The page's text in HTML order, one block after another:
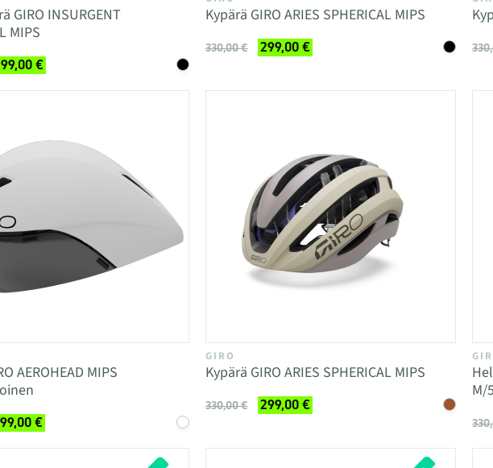
GIRO INSURGENT
MIPS
€
Kypärä GIRO ARIES SPHERICAL MIPS
330,00 € 299,00 €
AEROHEAD MIPS
€
GIRO
Kypärä GIRO ARIES SPHERICAL MIPS
330,00 € 299,00 €
M/